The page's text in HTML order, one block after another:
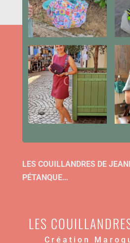
LES COUILLANDRES DE
PÉTANQUE…
LES
Création